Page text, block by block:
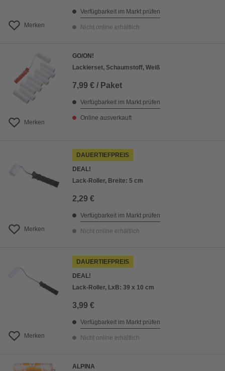
Merken
Verfügbarkeit im Markt prüfen
Nicht online erhältlich
Merken
GO/ON!
Lackierset, Schaumstoff, Weiß
7,99 € / Paket
Verfügbarkeit im Markt prüfen
Online ausverkauft
Merken
DAUERTIEFPREIS
DEAL!
Lack-Roller, Breite: 5 cm
2,29 €
Verfügbarkeit im Markt prüfen
Nicht online erhältlich
Merken
DAUERTIEFPREIS
DEAL!
Lack-Roller, LxB: 39 x 10 cm
3,99 €
Verfügbarkeit im Markt prüfen
Nicht online erhältlich
ALPINA